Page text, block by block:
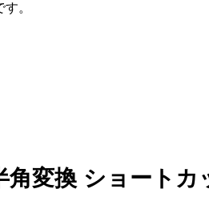
。
角変換 ショートカ